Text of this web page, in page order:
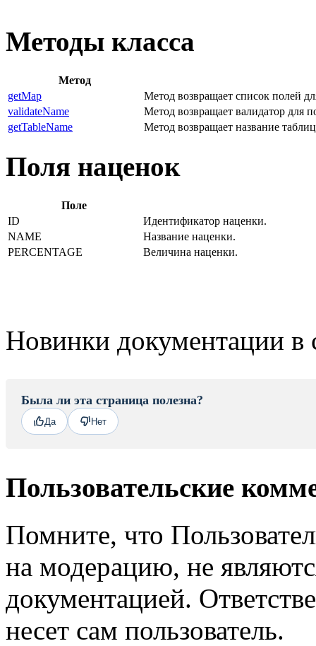
Методы класса
Метод
getMap
Метод возвращает список полей
validateName
Метод возвращает валидатор для
getTableName
Метод возвращает название
Поля наценок
Поле
ID
Идентификатор наценки.
NAME
Название наценки.
PERCENTAGE
Величина наценки.
Новинки документации в
Была ли эта страница полезна?
Да Нет
Пользовательские
Помните, что
на модерацию, не
документацией.
несет сам пользователь.